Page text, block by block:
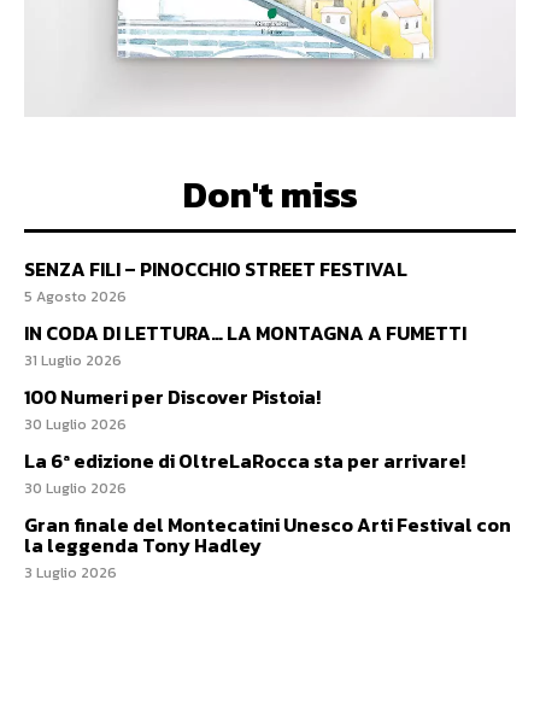
Don't miss
SENZA FILI – PINOCCHIO STREET FESTIVAL
5 Agosto 2026
IN CODA DI LETTURA… LA MONTAGNA A FUMETTI
31 Luglio 2026
100 Numeri per Discover Pistoia!
30 Luglio 2026
La 6ª edizione di OltreLaRocca sta per arrivare!
30 Luglio 2026
Gran finale del Montecatini Unesco Arti Festival con
la leggenda Tony Hadley
3 Luglio 2026